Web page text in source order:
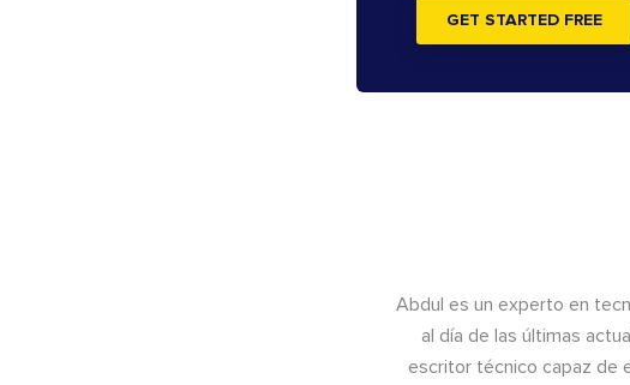
GET STARTED FREE
Abdul es un experto en
al día de las últimas
escritor técnico capaz de